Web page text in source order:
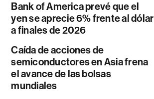
Bank of America prevé que el
yen se aprecie 6% frente al dólar
a finales de 2026
Caída de acciones de
semiconductores en Asia frena
el avance de las bolsas
mundiales